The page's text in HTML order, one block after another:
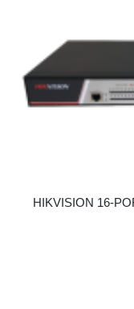
HIKVISION 16-